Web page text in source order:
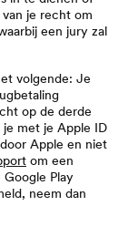
je recht om
een jury zal
volgende: Je
op de derde
je met je Apple ID
Apple en niet
om een
Play
neem dan